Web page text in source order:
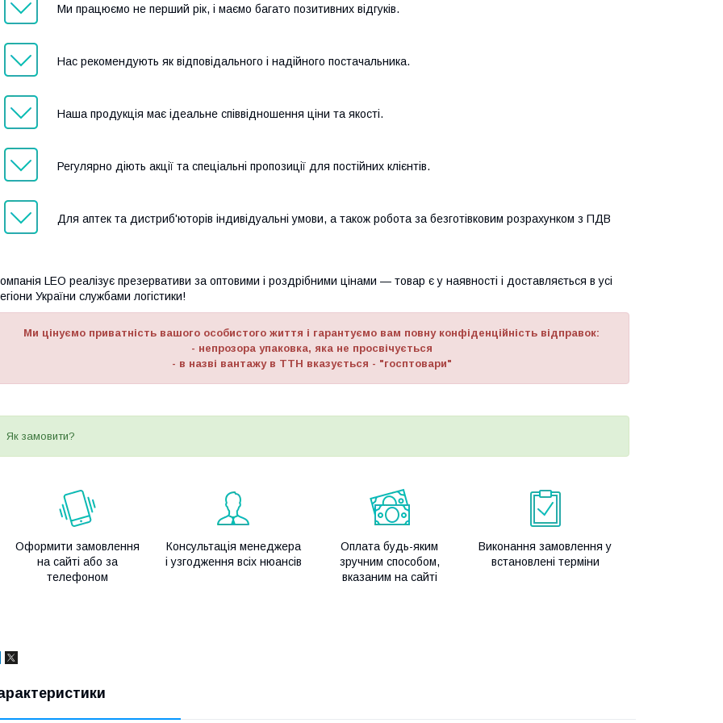
Ми працюємо не перший рік, і маємо багато позитивних відгуків.
Нас рекомендують як відповідального і надійного постачальника.
Наша продукція має ідеальне співвідношення ціни та якості.
Регулярно діють акції та спеціальні пропозиції для постійних клієнтів.
Для аптек та дистриб'юторів індивідуальні умови, а також робота за безготівковим розрахунком з ПДВ
LEO реалізує презервативи за оптовими і роздрібними цінами — товар є у наявності і доставляється в усі
України службами логістики!
Ми цінуємо приватність вашого особистого життя і гарантуємо вам повну конфіденційність відправок:
- непрозора упаковка, яка не просвічується
- в назві вантажу в ТТН вказується - "госптовари"
Як замовити?
Оформити замовлення
на сайті або за
телефоном
Консультація менеджера
і узгодження всіх нюансів
Оплата будь-яким
зручним способом,
вказаним на сайті
Виконання замовлення у
встановлені терміни